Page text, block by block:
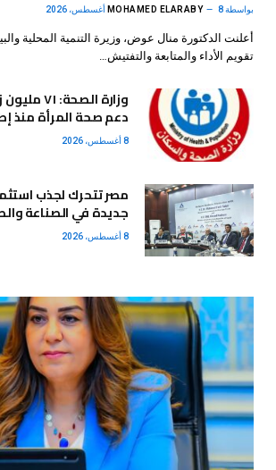
بواسطة MOHAMED ELARABY 8 أغسطس، 2026
أعلنت الدكتورة منال عوض، وزيرة التنمية المحلية
تقويم الأداء والمتابعة والتفتيش…
وزارة
دعم صحة المرأة منذ
8 أغسطس، 2026
مصر تتحرك لجذب
جديدة في الصناعة
8 أغسطس، 2026